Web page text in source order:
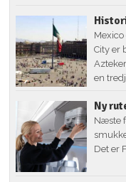
City er
en
Ny
Næste
Det er